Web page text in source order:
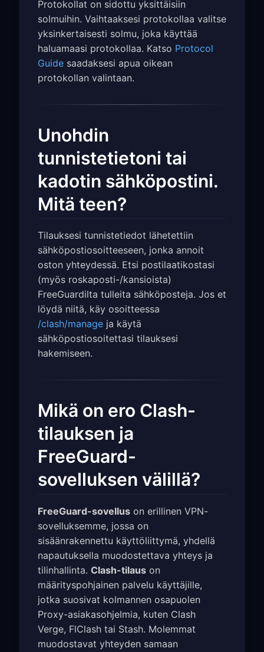
Protokollat on sidottu yksittäisiin
solmuihin. Vaihtaaksesi protokollaa valitse
yksinkertaisesti solmu, joka käyttää
haluamaasi protokollaa. Katso Protocol
Guide saadaksesi apua oikean
protokollan valintaan.
Unohdin
tunnistetietoni tai
kadotin sähköpostini.
Mitä teen?
Tilauksesi tunnistetiedot lähetettiin
sähköpostiosoitteeseen, jonka annoit
oston yhteydessä. Etsi postilaatikostasi
(myös roskaposti-/kansioista)
FreeGuardilta tulleita sähköposteja. Jos et
löydä niitä, käy osoitteessa
/clash/manage ja käytä
sähköpostiosoitettasi tilauksesi
hakemiseen.
Mikä on ero Clash-
tilauksen ja
FreeGuard-
sovelluksen välillä?
FreeGuard-sovellus on erillinen VPN-
sovelluksemme, jossa on
sisäänrakennettu käyttöliittymä, yhdellä
napautuksella muodostettava yhteys ja
tilinhallinta. Clash-tilaus on
määrityspohjainen palvelu käyttäjille,
jotka suosivat kolmannen osapuolen
Proxy-asiakasohjelmia, kuten Clash
Verge, FlClash tai Stash. Molemmat
muodostavat yhteyden samaan